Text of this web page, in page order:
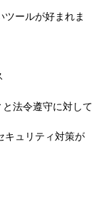
ールが好まれま
法令遵守に対して
キュリティ対策が